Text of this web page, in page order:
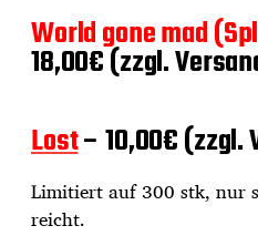
World gone mad
18,00€ (zzgl.
Lost– 10,00€ (zzgl.
Limitiert auf 300 stk, nur
reicht.